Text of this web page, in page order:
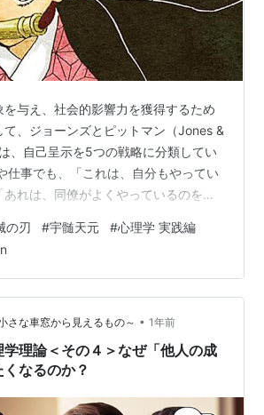
与え、社会的影響力を獲得するため
て、ジョーンズとピットマン（Jones &
、自己呈示を5つの戦略に分類してい
仕事でも、「これは、自分もやってい
れは、同僚がよくやっているのを見
ような印象操作を行っているか、理
ます🎵 今回は、それぞれの戦略を
ャラクターを例に挙げながら考察して
り入り（Ingratiation）💖＞ 💡 特徴：
れることを最優先にする ✨ こんな…
の刃 #宇髄天元 #心理学 実践編
さな車窓から見えるもの～ • 1年前
学理論＜その４＞なぜ「他人の成
なるのか？